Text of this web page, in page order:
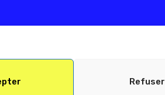
Refuser